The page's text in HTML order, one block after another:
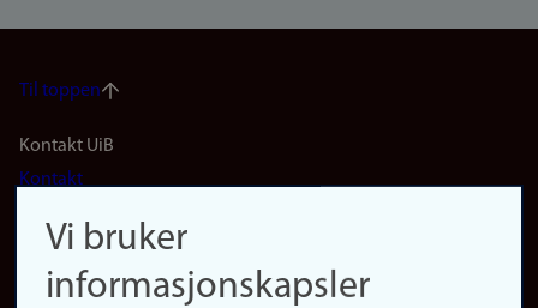
Til toppen
Footer
(no)
Kontakt UiB
Kontakt
Finn forsker
Presse
Vi bruker
informasjonskapsler